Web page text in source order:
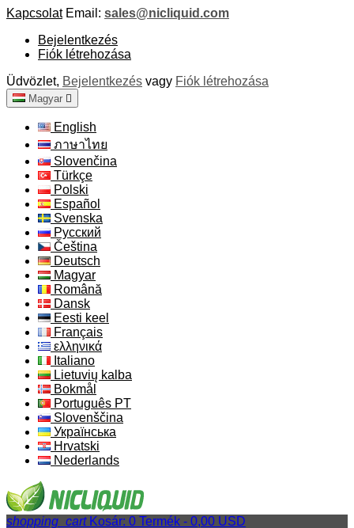
Kapcsolat Email: sales@nicliquid.com
Bejelentkezés
Fiók létrehozása
Üdvözlet, Bejelentkezés vagy Fiók létrehozása
Magyar 
English
ภาษาไทย
Slovenčina
Türkçe
Polski
Español
Svenska
Русский
Čeština
Deutsch
Magyar
Română
Dansk
Eesti keel
Français
ελληνικά
Italiano
Lietuvių kalba
Bokmål
Português PT
Slovenščina
Українська
Hrvatski
Nederlands
shopping_cart Kosár: 0 Termék - 0,00 USD